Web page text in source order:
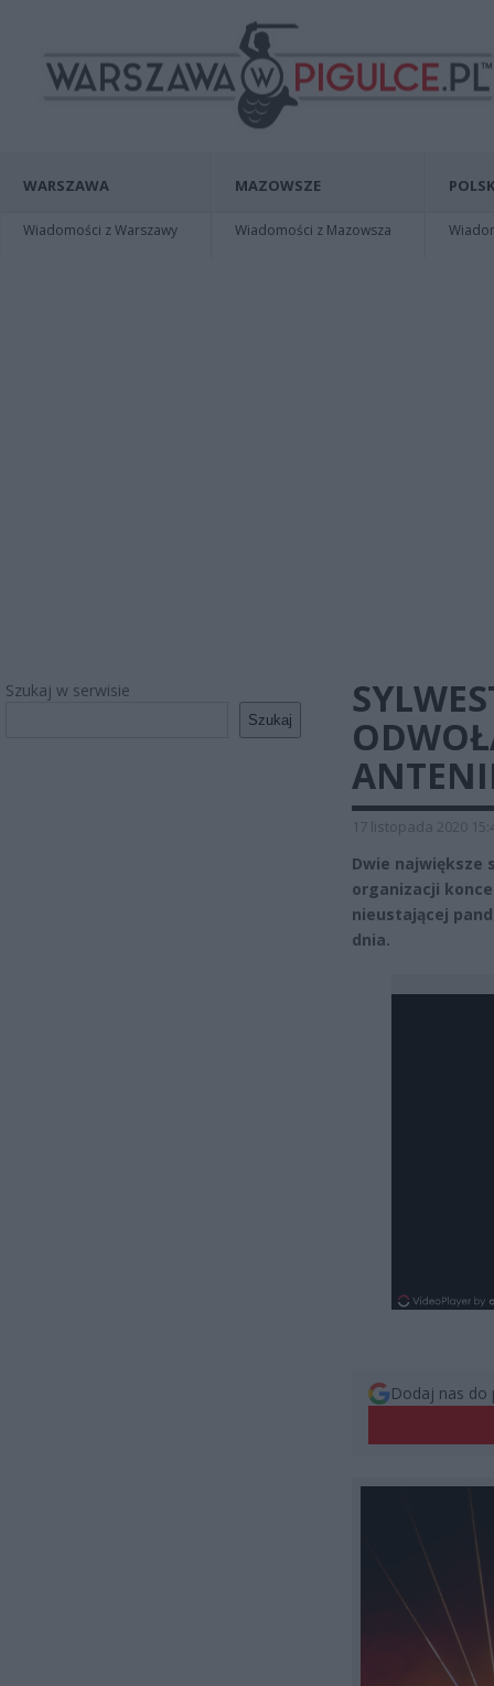
WARSZAWA
Wiadomości z Warszawy
MAZOWSZE
Wiadomości z Mazowsza
Szukaj w serwisie
Szukaj
17 listopada 2020
Dwie największe
organizacji
nieustającej
dnia.
Dodaj nas do